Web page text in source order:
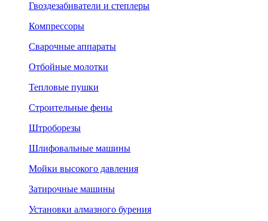
Гвоздезабиватели и степлеры
Компрессоры
Сварочные аппараты
Отбойные молотки
Тепловые пушки
Строительные фены
Штроборезы
Шлифовальные машины
Мойки высокого давления
Затирочные машины
Установки алмазного бурения